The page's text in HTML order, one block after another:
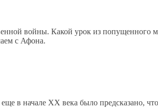
войны. Какой урок из попущенного
с Афона.
в начале XX века было предсказано,